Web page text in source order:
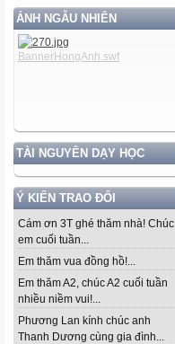
ẢNH NGẪU NHIÊN
TÀI NGUYÊN DẠY HỌC
Ý KIẾN TRAO ĐỔI
Cám ơn 3T ghé thăm nhà! Chúc
em cuối tuần...
Em thăm vua đồng hồ!...
Em thăm A2, chúc A2 cuối tuần
nhiều niềm vui!...
Phương Lan kính chúc anh
Thanh Dương cùng gia đình...